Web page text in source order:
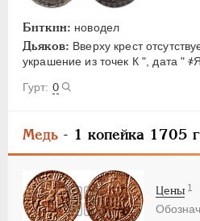
Биткин: новодел
Дьяков: Вверху крест
украшение из точек К ", дата "
0
Медь - 1 копейка 1705
Цены 1